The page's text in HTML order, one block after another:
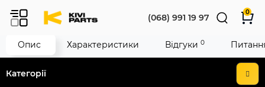
Категорії
(068) 991 19 97
0
Опис Характеристики Відгуки 0